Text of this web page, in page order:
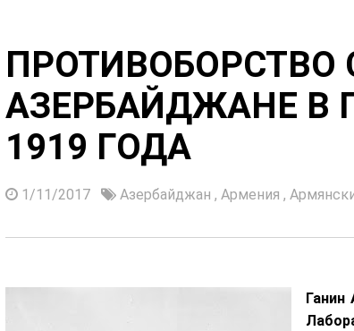
ПРОТИВОБОРСТВО
АЗЕРБАЙДЖАНЕ В
1919 ГОДА
1/11/2017 Азербайджан , Армения ,
Ганин